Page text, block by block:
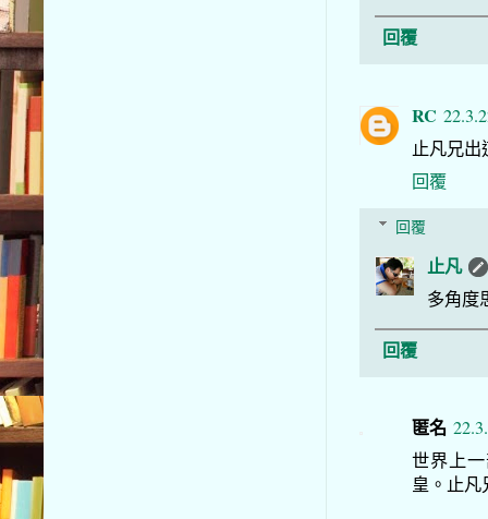
回覆
RC
止凡兄出
回覆
回覆
止凡
多角度
回覆
匿名
世界上
皇。止